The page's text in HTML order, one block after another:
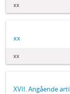
xx
xx
xx
XVII. Angående